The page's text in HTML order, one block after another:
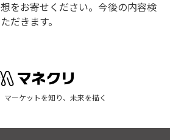
をお寄せください。今後の内容検
だきます。
マーケットを知り、未来を描く